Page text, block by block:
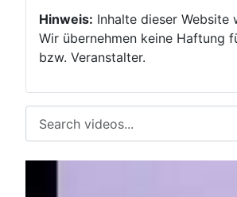
Hinweis: Inhalte dieser
Wir übernehmen keine Haftung
bzw. Veranstalter.